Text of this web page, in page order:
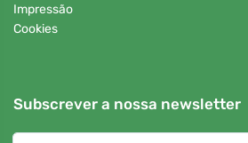
Impressão
Cookies
Subscrever a nossa newsletter